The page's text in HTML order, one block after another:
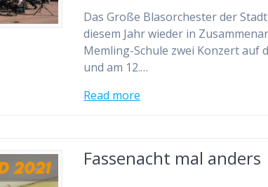
Das Große Blasorchester der
diesem Jahr wieder in
Memling-Schule zwei Konzert auf
und am 12.…
Read more
Fassenacht mal anders